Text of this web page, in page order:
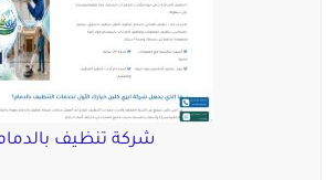
شركة تنظيف بالدمام